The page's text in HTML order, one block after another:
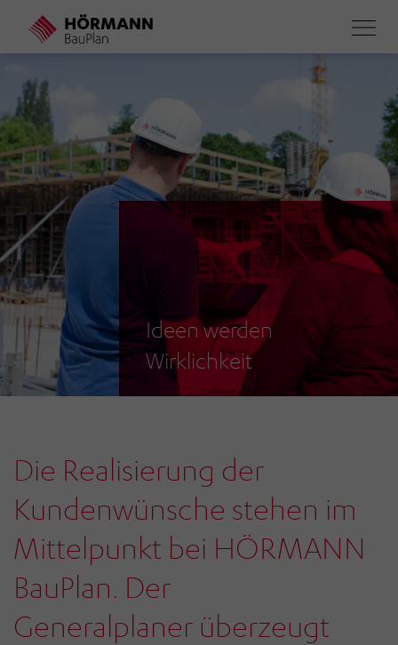
Direkt
Ideen werden
Wirklichkeit
Die Realisierung der
Kundenwünsche stehen im
Mittelpunkt bei HÖRMANN
BauPlan. Der
Generalplaner überzeugt